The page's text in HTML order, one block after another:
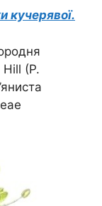
кучерявої.
(P.